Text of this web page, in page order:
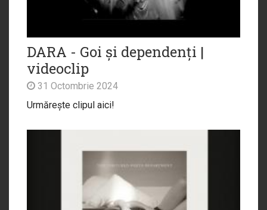
DARA - Goi și dependenți |
videoclip
31 Octombrie 2024
Urmărește clipul aici!